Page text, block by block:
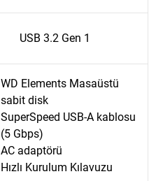
USB 3.2 Gen 1
WD Elements Masaüstü
sabit disk
SuperSpeed USB-A kablosu
(5 Gbps)
AC adaptörü
Hızlı Kurulum Kılavuzu